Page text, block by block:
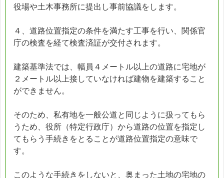
役場や土木事務所に提出し事前協議をします。
４、道路位置指定の条件を満たす工事を行い、関係官
庁の検査を経て検査済証が交付されます。
建築基準法では、幅員４メートル以上の道路に宅地が
２メートル以上接していなければ建物を建築すること
ができません。
そのため、私有地を一般公道と同じように扱ってもら
うため、役所（特定行政庁）から道路の位置を指定し
てもらう手続きをとることが道路位置指定の意味で
す。
このような手続きをしないと、奥まった土地の宅地の